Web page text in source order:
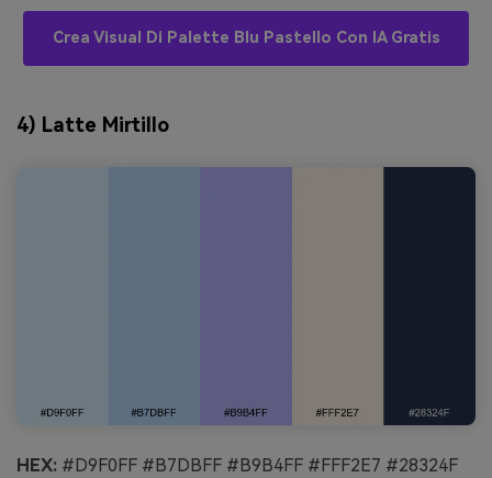
Crea Visual Di Palette Blu Pastello Con IA Gratis
4) Latte Mirtillo
HEX: #D9F0FF #B7DBFF #B9B4FF #FFF2E7 #28324F